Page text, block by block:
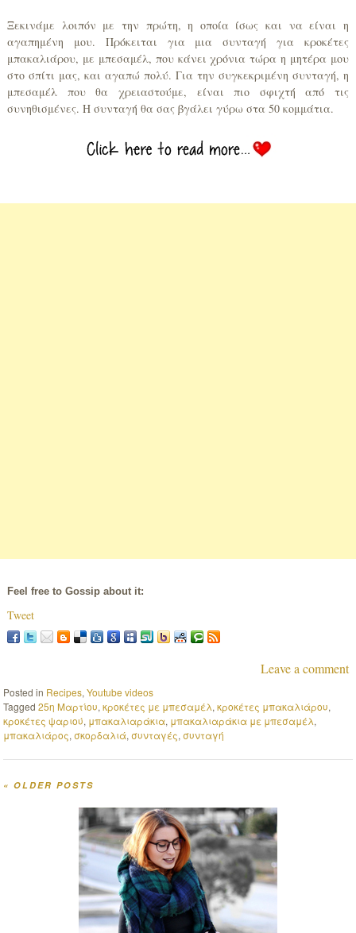
Ξεκινάμε λοιπόν με την πρώτη, η οποία ίσως και να είναι η
αγαπημένη μου. Πρόκειται για μια συνταγή για κροκέτες
μπακαλιάρου, με μπεσαμέλ, που κάνει χρόνια τώρα η μητέρα μου
στο σπίτι μας, και αγαπώ πολύ. Για την συγκεκριμένη συνταγή, η
μπεσαμέλ που θα χρειαστούμε, είναι πιο σφιχτή από τις
συνηθισμένες. Η συνταγή θα σας βγάλει γύρω στα 50 κομμάτια.
Feel free to Gossip about it:
Tweet
Leave a comment
Posted in Recipes,Youtube videos
Tagged25η Μαρτίου,κροκέτες με μπεσαμέλ,κροκέτες μπακαλιάρου,
κροκέτες ψαριού, μπακαλιαράκια, μπακαλιαράκια με μπεσαμέλ,
μπακαλιάρος,σκορδαλιά,συνταγές,συνταγή
« OLDER POSTS